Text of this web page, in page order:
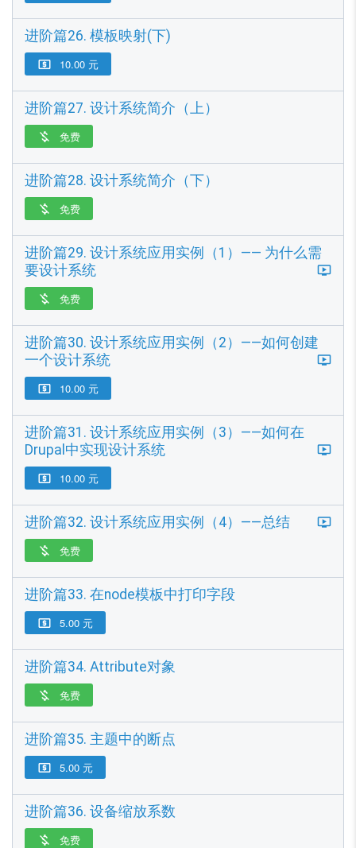
进阶篇26. 模板映射(下)
 10.00 元
进阶篇27. 设计系统简介（上）
 免费
进阶篇28. 设计系统简介（下）
 免费
进阶篇29. 设计系统应用实例（1）—— 为什么需
要设计系统
 免费
进阶篇30. 设计系统应用实例（2）——如何创建
一个设计系统
 10.00 元
进阶篇31. 设计系统应用实例（3）——如何在
Drupal中实现设计系统
 10.00 元
进阶篇32. 设计系统应用实例（4）——总结
 免费
进阶篇33. 在node模板中打印字段
 5.00 元
进阶篇34. Attribute对象
 免费
进阶篇35. 主题中的断点
 5.00 元
进阶篇36. 设备缩放系数
 免费